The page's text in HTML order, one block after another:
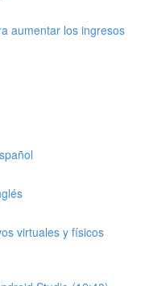
aumentar los ingresos
virtuales y físicos